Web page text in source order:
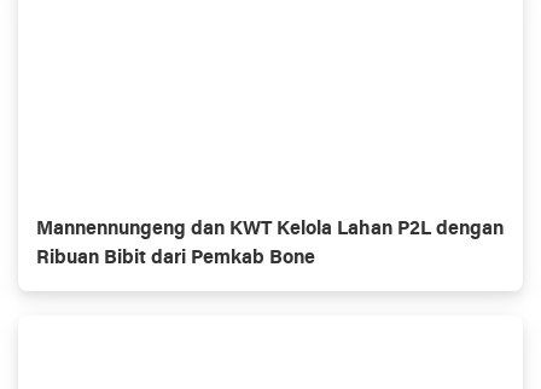
Mannennungeng dan KWT Kelola Lahan P2L dengan
Ribuan Bibit dari Pemkab Bone